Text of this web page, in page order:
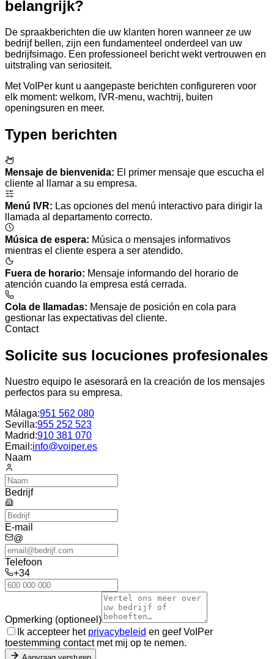
belangrijk?
De spraakberichten die uw klanten horen wanneer ze uw
bedrijf bellen, zijn een fundamenteel onderdeel van uw
bedrijfsimago. Een professioneel bericht wekt vertrouwen en
uitstraling van seriositeit.
Met VoIPer kunt u aangepaste berichten configureren voor
elk moment: welkom, IVR-menu, wachtrij, buiten
openingsuren en meer.
Typen berichten
Mensaje de bienvenida: El primer mensaje que escucha el
cliente al llamar a su empresa.
Menú IVR: Las opciones del menú interactivo para dirigir la
llamada al departamento correcto.
Música de espera: Música o mensajes informativos
mientras el cliente espera a ser atendido.
Fuera de horario: Mensaje informando del horario de
atención cuando la empresa está cerrada.
Cola de llamadas: Mensaje de posición en cola para
gestionar las expectativas del cliente.
Contact
Solicite sus locuciones profesionales
Nuestro equipo le asesorará en la creación de los mensajes
perfectos para su empresa.
Málaga:951 562 080
Sevilla:955 252 523
Madrid:910 381 070
Email:info@voiper.es
Naam
Bedrijf
E-mail
@
Telefoon
+34
Opmerking (optioneel)
Ik accepteer het privacybeleid en geef VoIPer
toestemming contact met mij op te nemen.